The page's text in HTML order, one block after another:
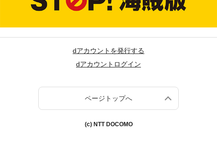
dアカウントを発行する
dアカウントログイン
ページトップへ
(c) NTT DOCOMO